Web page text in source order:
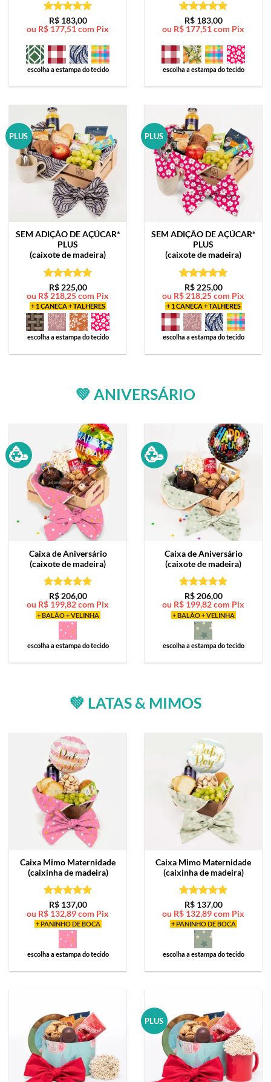
Avaliação5
de 5
R$183,00
ou R$ 177,51com Pix
escolha a estampa do tecido
Avaliação5
de 5
R$183,00
ou R$ 177,51com Pix
escolha a estampa do tecido
PLUS
SEM ADIÇÃO DE AÇÚCAR*
PLUS
(caixote de madeira)
Avaliação5
de 5
R$225,00
ou R$ 218,25com Pix
+ 1 CANECA + TALHERES
escolha a estampa do tecido
PLUS
SEM ADIÇÃO DE AÇÚCAR*
PLUS
(caixote de madeira)
Avaliação5
de 5
R$225,00
ou R$ 218,25com Pix
+ 1 CANECA + TALHERES
escolha a estampa do tecido
💚 ANIVERSÁRIO
🥳
Caixa deAniversário
(caixote de madeira)
Avaliação5
de 5
R$206,00
ou R$ 199,82com Pix
+ BALÃO + VELINHA
escolha a estampa do tecido
🥳
Caixa deAniversário
(caixote de madeira)
Avaliação5
de 5
R$206,00
ou R$ 199,82com Pix
+ BALÃO + VELINHA
escolha a estampa do tecido
💚 LATAS & MIMOS
Caixa Mimo Maternidade
(caixinha de madeira)
Avaliação5
de 5
R$137,00
ou R$ 132,89com Pix
+ PANINHO DE BOCA
escolha a estampa do tecido
Caixa Mimo Maternidade
(caixinha de madeira)
Avaliação5
de 5
R$137,00
ou R$ 132,89com Pix
+ PANINHO DE BOCA
escolha a estampa do tecido
PLUS